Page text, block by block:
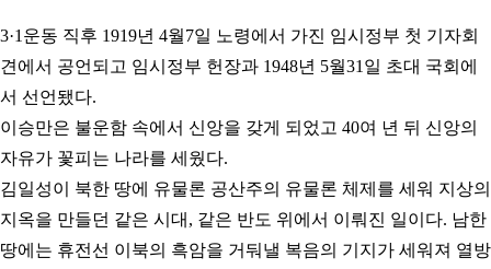
3·1운동 직후 1919년 4월7일 노령에서 가진 임시정부 첫 기자회
견에서 공언되고 임시정부 헌장과 1948년 5월31일 초대 국회에
서 선언됐다.
이승만은 불운함 속에서 신앙을 갖게 되었고 40여 년 뒤 신앙의
자유가 꽃피는 나라를 세웠다.
김일성이 북한 땅에 유물론 공산주의 유물론 체제를 세워 지상의
지옥을 만들던 같은 시대, 같은 반도 위에서 이뤄진 일이다. 남한
땅에는 휴전선 이북의 흑암을 거둬낼 복음의 기지가 세워져 열방